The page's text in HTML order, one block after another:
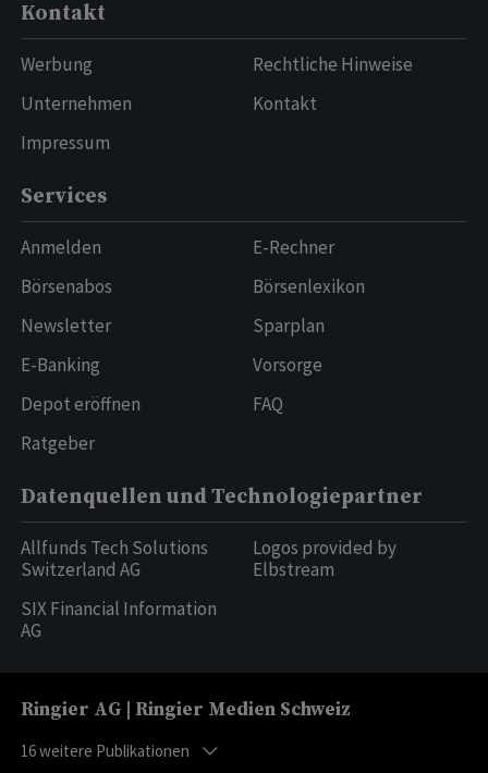
Kontakt
Werbung
Unternehmen
Impressum
Rechtliche Hinweise
Kontakt
Services
Anmelden
Börsenabos
Newsletter
E-Banking
Depot eröffnen
Ratgeber
E-Rechner
Börsenlexikon
Sparplan
Vorsorge
FAQ
Datenquellen und Technologiepartner
Allfunds Tech Solutions
Switzerland AG
SIX Financial Information
AG
Logos provided by
Elbstream
Ringier AG | Ringier Medien Schweiz
16weitere Publikationen